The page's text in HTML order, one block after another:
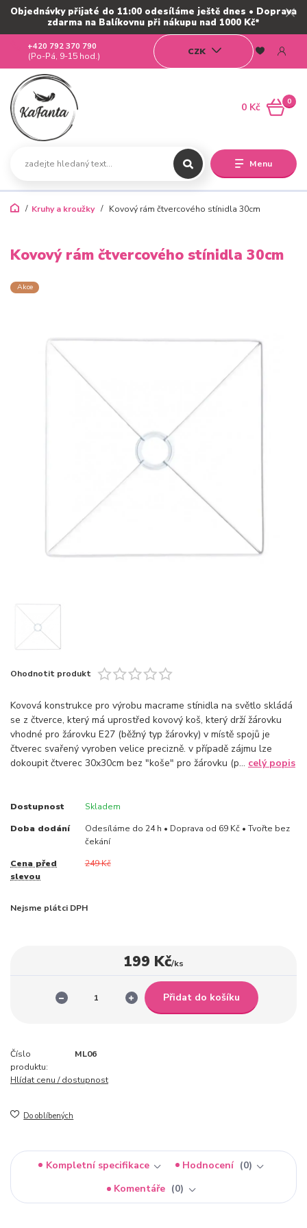
Objednávky přijaté do 11:00 odesíláme ještě dnes • Doprava
zdarma na Balíkovnu při nákupu nad 1000 Kč*
Menu
CZK
+420 792 370 790
(Po-Pá, 9-15 hod.)
0
0 Kč
Kruhy a kroužky Kovový rám čtvercového stínidla 30cm
Kovový rám čtvercového stínidla 30cm
Akce
Ohodnotit produkt
Kovová konstrukce pro výrobu macrame stínidla na světlo skládá
se z čtverce, který má uprostřed kovový koš, který drží žárovku
vhodné pro žárovku E27 (běžný typ žárovky) v místě spojů je
čtverec svařený vyroben velice precizně. v případě zájmu lze
dokoupit čtverec 30x30cm bez "koše" pro žárovku (p... celý popis
Dostupnost Skladem
Doba dodání
Odesíláme do 24 h • Doprava od 69 Kč • Tvořte bez
čekání
Cena před
slevou
249 Kč
Nejsme plátci DPH
199 Kč/ks
Přidat do košíku
Číslo
produktu:
ML06
Hlídat cenu / dostupnost
Do oblíbených
Kompletní specifikace Hodnocení
0
Komentáře
0